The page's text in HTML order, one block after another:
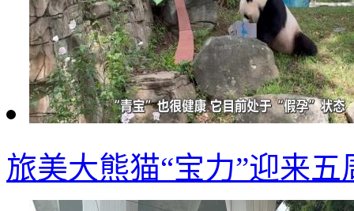
旅美大熊猫“宝力”迎来五